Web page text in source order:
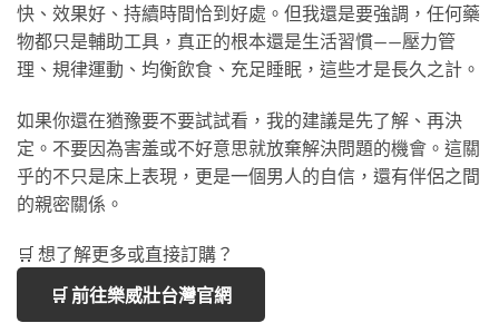
快、效果好、持續時間恰到好處。但我還是要強調，任何藥
物都只是輔助工具，真正的根本還是生活習慣——壓力管
理、規律運動、均衡飲食、充足睡眠，這些才是長久之計。
如果你還在猶豫要不要試試看，我的建議是先了解、再決
定。不要因為害羞或不好意思就放棄解決問題的機會。這關
乎的不只是床上表現，更是一個男人的自信，還有伴侶之間
的親密關係。
🛒 想了解更多或直接訂購？
🛒 前往樂威壯台灣官網